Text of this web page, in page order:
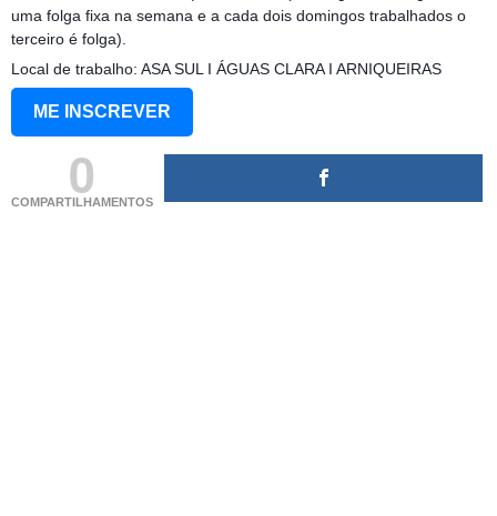
uma folga fixa na semana e a cada dois domingos trabalhados o
terceiro é folga).
Local de trabalho: ASA SUL I ÁGUAS CLARA I ARNIQUEIRAS
ME INSCREVER
0
COMPARTILHAMENTOS